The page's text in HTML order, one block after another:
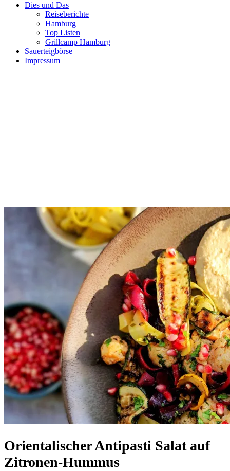
Dies und Das
Reiseberichte
Hamburg
Top Listen
Grillcamp Hamburg
Sauerteigbörse
Impressum
Orientalischer Antipasti Salat auf
Zitronen-Hummus